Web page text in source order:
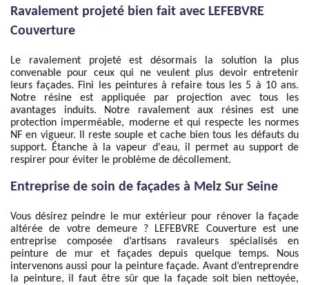
Ravalement projeté bien fait avec LEFEBVRE
Couverture
Le ravalement projeté est désormais la solution la plus
convenable pour ceux qui ne veulent plus devoir entretenir
leurs façades. Fini les peintures à refaire tous les 5 à 10 ans.
Notre résine est appliquée par projection avec tous les
avantages induits. Notre ravalement aux résines est une
protection imperméable, moderne et qui respecte les normes
NF en vigueur. Il reste souple et cache bien tous les défauts du
support. Étanche à la vapeur d'eau, il permet au support de
respirer pour éviter le problème de décollement.
Entreprise de soin de façades à Melz Sur Seine
Vous désirez peindre le mur extérieur pour rénover la façade
altérée de votre demeure ? LEFEBVRE Couverture est une
entreprise composée d’artisans ravaleurs spécialisés en
peinture de mur et façades depuis quelque temps. Nous
intervenons aussi pour la peinture façade. Avant d’entreprendre
la peinture, il faut être sûr que la façade soit bien nettoyée,